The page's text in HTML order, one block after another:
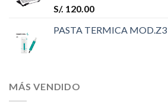
S/. 120.00
PASTA TERMICA
MÁS VENDIDO